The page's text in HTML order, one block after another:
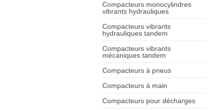
Compacteurs monocylindres
vibrants hydrauliques
Compacteurs vibrants
hydrauliques tandem
Compacteurs vibrants
mécaniques tandem
Compacteurs à pneus
Compacteurs à main
Compacteurs pour décharges